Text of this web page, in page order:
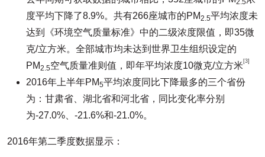
2.5
度平均下降了8.9%。共有266座城市的PM2.5平均浓度未
达到《环境空气质量标准》中的二级浓度限值，即35微
克/立方米。全部城市均未达到世界卫生组织设定的
PM2.5空气质量准则值，即年平均浓度10微克/立方米[3]
2016年上半年PM5平均浓度同比下降最多的三个省份
为：甘肃省、湖北省和河北省，同比变化率分别
为-27.0%、-21.6%和-21.0%。
2016年第二季度数据显示：